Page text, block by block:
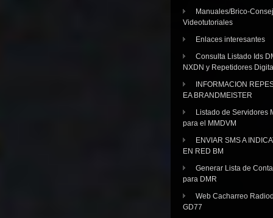
Manuales/Brico-
Videotutoriales
Enlaces interesantes
Consulta Listado Ids
NXDN y Repetidores
INFORMACION
EA BRANDMEISTER
Listado de Servidores
para el MMDVM
ENVIAR SMS A
EN RED BM
Generar Lista de
para DMR
Web Cacharreo
GD77